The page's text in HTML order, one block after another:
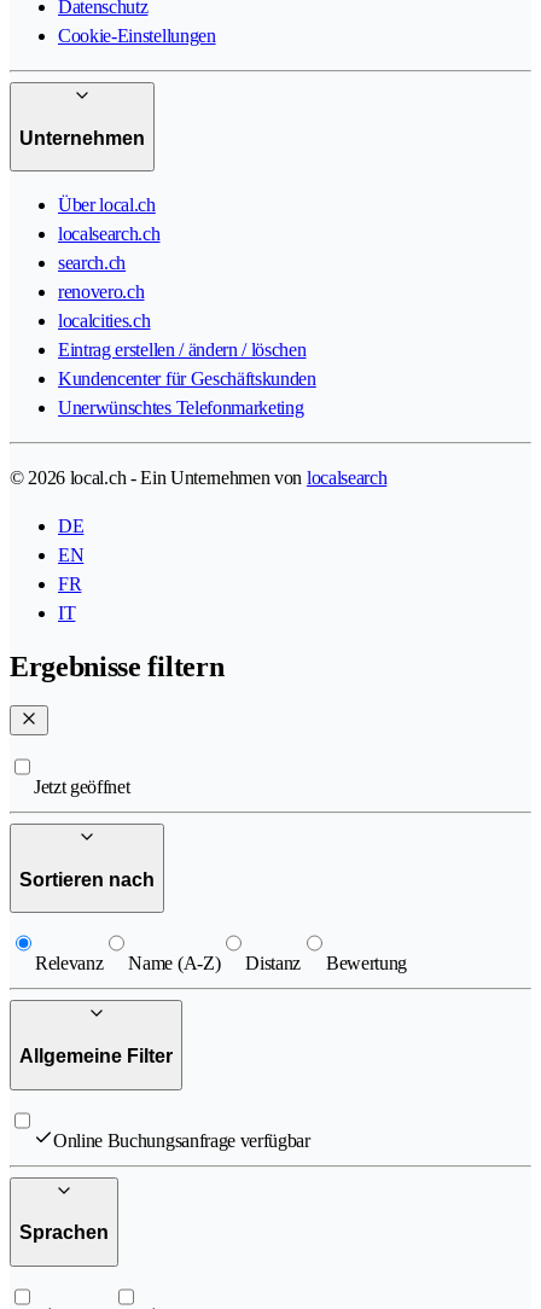
Datenschutz
Cookie-Einstellungen
Unternehmen
Über local.ch
localsearch.ch
search.ch
renovero.ch
localcities.ch
Eintrag erstellen / ändern / löschen
Kundencenter für Geschäftskunden
Unerwünschtes Telefonmarketing
© 2026 local.ch - Ein Unternehmen von localsearch
DE
EN
FR
IT
Ergebnisse filtern
Jetzt geöffnet
Sortieren nach
Relevanz Name (A-Z) Distanz Bewertung
Allgemeine Filter
Online Buchungsanfrage verfügbar
Sprachen